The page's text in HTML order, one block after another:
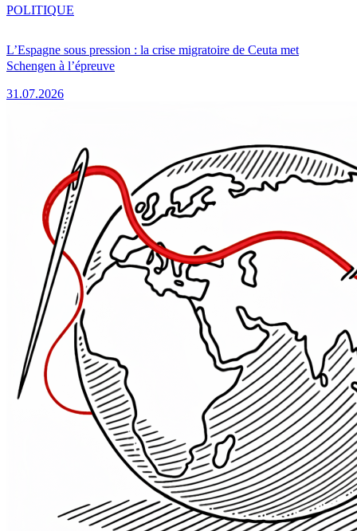
L’Espagne sous pression : la crise migratoire de Ceuta met
Schengen à l’épreuve
31.07.2026
POLITIQUE